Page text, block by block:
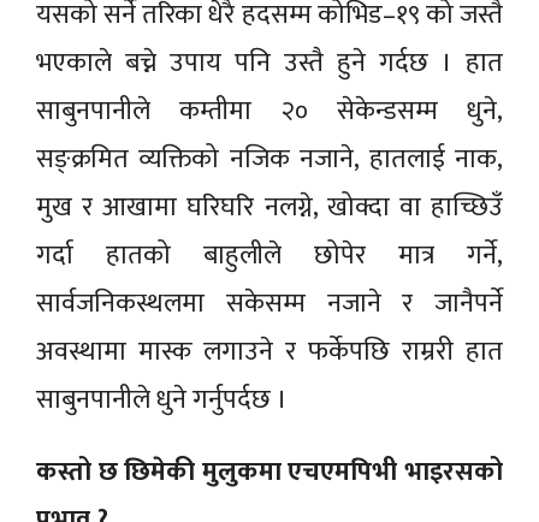
यसको सर्ने तरिका धेरै हदसम्म कोभिड–१९ को जस्तै
भएकाले बच्ने उपाय पनि उस्तै हुने गर्दछ । हात
साबुनपानीले कम्तीमा २० सेकेन्डसम्म धुने,
सङ्क्रमित व्यक्तिको नजिक नजाने, हातलाई नाक,
मुख र आखामा घरिघरि नलग्ने, खोक्दा वा हाच्छिउँ
गर्दा हातको बाहुलीले छोपेर मात्र गर्ने,
सार्वजनिकस्थलमा सकेसम्म नजाने र जानैपर्ने
अवस्थामा मास्क लगाउने र फर्केपछि राम्ररी हात
साबुनपानीले धुने गर्नुपर्दछ ।
कस्तो छ छिमेकी मुलुकमा एचएमपिभी भाइरसको